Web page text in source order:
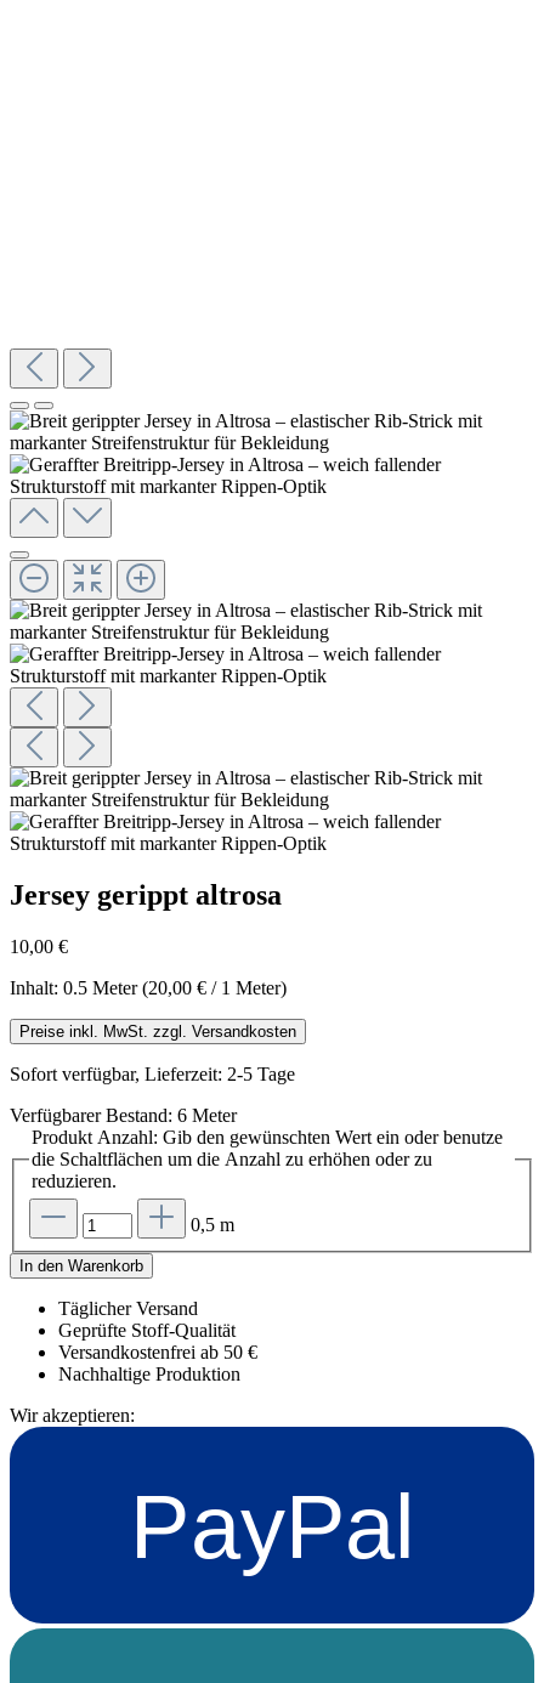
Jersey gerippt altrosa
10,00 €
Inhalt: 0.5 Meter(20,00 € / 1 Meter)
Preise inkl. MwSt. zzgl. Versandkosten
Sofort verfügbar, Lieferzeit: 2-5 Tage
Verfügbarer Bestand: 6 Meter
Produkt Anzahl: Gib den gewünschten Wert ein oder benutze
die Schaltflächen um die Anzahl zu erhöhen oder zu
reduzieren.
0,5 m
In den Warenkorb
Täglicher Versand
Geprüfte Stoff-Qualität
Versandkostenfrei ab 50 €
Nachhaltige Produktion
Wir akzeptieren:
PayPal